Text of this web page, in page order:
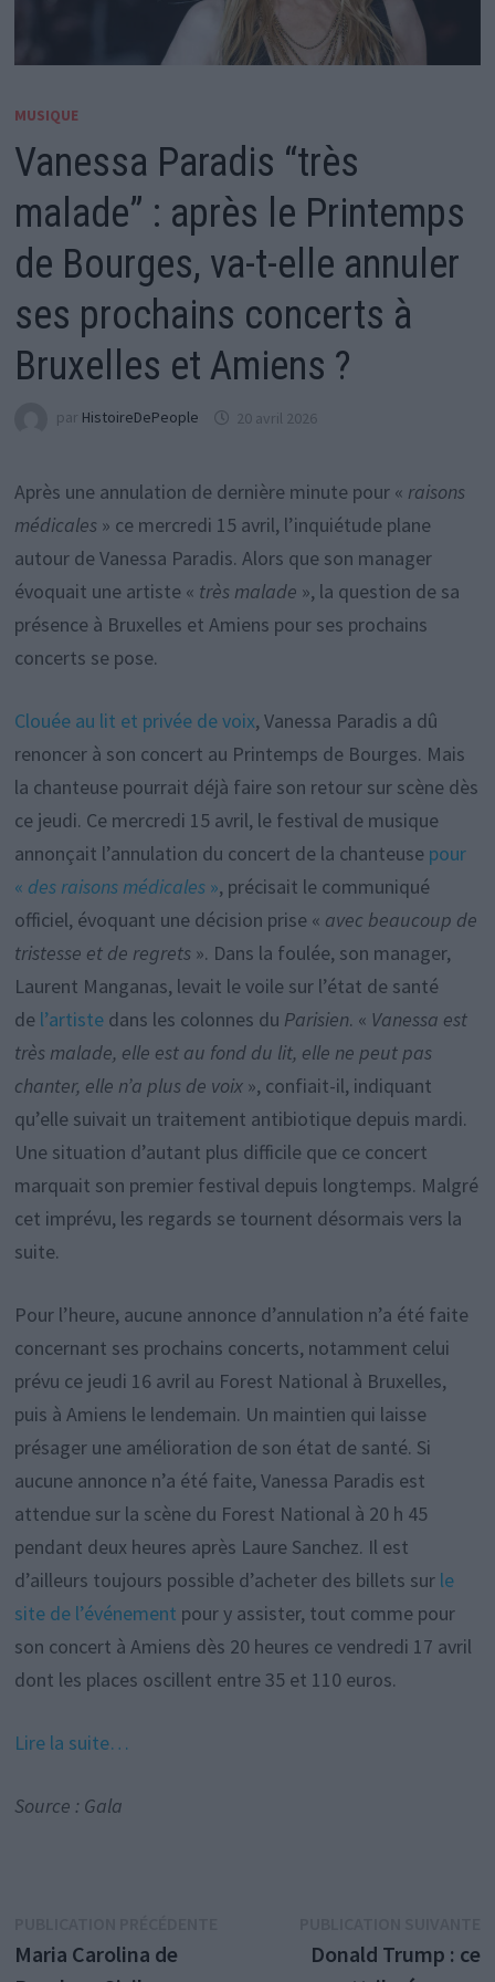
MUSIQUE
Vanessa Paradis “très
malade” : après le Printemps
de Bourges, va-t-elle annuler
ses prochains concerts à
Bruxelles et Amiens ?
par HistoireDePeople 20 avril 2026
Après une annulation de dernière minute pour « raisons
médicales » ce mercredi 15 avril, l’inquiétude plane
autour de Vanessa Paradis. Alors que son manager
évoquait une artiste « très malade », la question de sa
présence à Bruxelles et Amiens pour ses prochains
concerts se pose.
Clouée au lit et privée de voix, Vanessa Paradis a dû
renoncer à son concert au Printemps de Bourges. Mais
la chanteuse pourrait déjà faire son retour sur scène dès
ce jeudi. Ce mercredi 15 avril, le festival de musique
annonçait l’annulation du concert de la chanteuse pour
« des raisons médicales », précisait le communiqué
officiel, évoquant une décision prise « avec beaucoup de
tristesse et de regrets ». Dans la foulée, son manager,
Laurent Manganas, levait le voile sur l’état de santé
de l’artistedans les colonnes du Parisien. « Vanessa est
très malade, elle est au fond du lit, elle ne peut pas
chanter, elle n’a plus de voix », confiait-il, indiquant
qu’elle suivait un traitement antibiotique depuis mardi.
Une situation d’autant plus difficile que ce concert
marquait son premier festival depuis longtemps. Malgré
cet imprévu, les regards se tournent désormais vers la
suite.
Pour l’heure, aucune annonce d’annulation n’a été faite
concernant ses prochains concerts, notamment celui
prévu ce jeudi 16 avril au Forest National à Bruxelles,
puis à Amiens le lendemain. Un maintien qui laisse
présager une amélioration de son état de santé. Si
aucune annonce n’a été faite, Vanessa Paradis est
attendue sur la scène du Forest National à 20 h 45
pendant deux heures après Laure Sanchez. Il est
d’ailleurs toujours possible d’acheter des billets surle
site de l’événement pour y assister, tout comme pour
son concert à Amiens dès 20 heures ce vendredi 17 avril
dont les places oscillent entre 35 et 110 euros.
Lire la suite…
Source : Gala
de
précédente :
Maria Carolina de
Donald Trump : ce